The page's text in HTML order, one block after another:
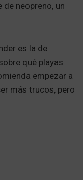
neopreno, un
es la de
qué playas
empezar a
más trucos, pero